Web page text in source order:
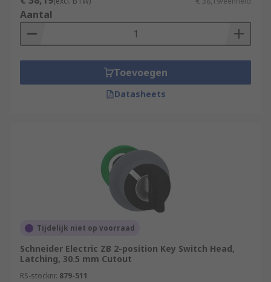
Aantal
Toevoegen
Datasheets
Tijdelijk niet op voorraad
Schneider Electric ZB 2-position Key Switch Head,
Latching, 30.5 mm Cutout
RS-stocknr. 879-511